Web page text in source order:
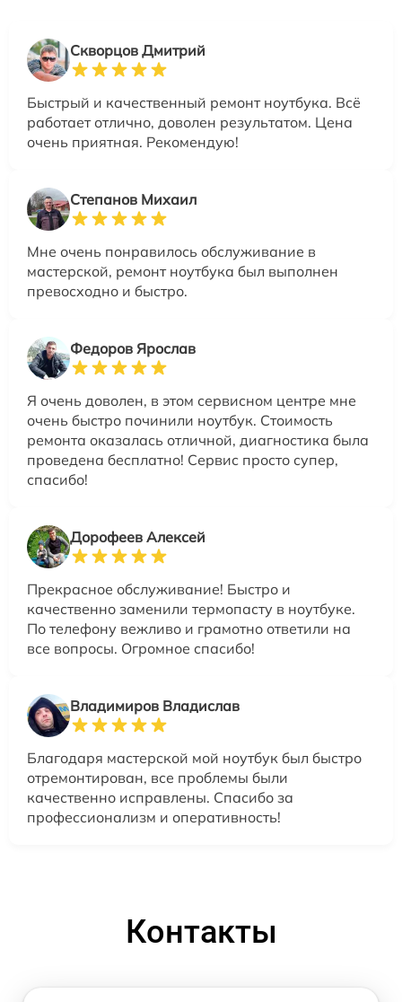
Скворцов Дмитрий
Быстрый и качественный ремонт ноутбука. Всё
работает отлично, доволен результатом. Цена
очень приятная. Рекомендую!
Степанов Михаил
Мне очень понравилось обслуживание в
мастерской, ремонт ноутбука был выполнен
превосходно и быстро.
Федоров Ярослав
Я очень доволен, в этом сервисном центре мне
очень быстро починили ноутбук. Стоимость
ремонта оказалась отличной, диагностика была
проведена бесплатно! Сервис просто супер,
спасибо!
Дорофеев Алексей
Прекрасное обслуживание! Быстро и
качественно заменили термопасту в ноутбуке.
По телефону вежливо и грамотно ответили на
все вопросы. Огромное спасибо!
Владимиров Владислав
Благодаря мастерской мой ноутбук был быстро
отремонтирован, все проблемы были
качественно исправлены. Спасибо за
профессионализм и оперативность!
Контакты